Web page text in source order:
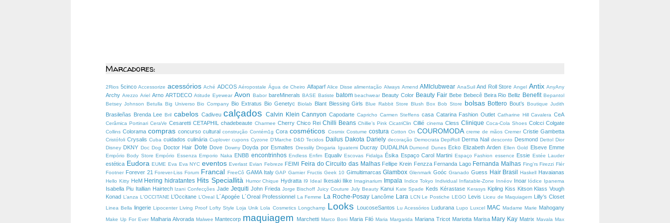
Marcadores:
2Rios 5cincoAccessorize acessóriosAché ADCOSAéropostaleÁgua de Cheiro AlfaparfAlice DissealimentaçãoAlways AmendAMIclubwear AnaSuilAnd Roll StoreAngel AntixAnyAny
Archy Arezzo Ariel Arno ARTDECOAtitude EyewearAvon Babor bareMinerals BASE Batiste batombeachwear Beauty Color Beauty Fair Bebe Bebecê Beira Rio Belliz Benefit Bepantol
Betsey Johnson Betulla Big UniversoBio Company Bio Extratus Bio Genetyc Biolab Blant Blessing GirlsBlue Rabbit StoreBlush Box Bob Store bolsas Bottero Bout’sBoutique Judith
Brasileñas Brenda LeeBril cabelos CadiveucalçadosCalvin KleinCannyonCapodarte Capricho Carmen Steffenscasa Catarina Fashion Outlet Catharine HillCavaleraCeA
Cerâmica PortinariCeraVeCesarettiCETAPHILchadebeaute Charmee Cherry Chico Rei Chilli BeansChillie’s PinkCicatriClinCillié cinema Cless Clinique Coca-Cola Shoes ColcciColgate
CollinsColoramacomprasconcurso culturalconstruçãoContém1gCoracosméticos Cosmix Costume costura Cotton On COUROMODA creme de mãosCremerCristie Gambetta
Cristófoli Crysalis Cuba cuidados culinária Cuplover cupons Cyzone D'Marche D&D Tecidos Dailus Dakota Dariely decoração DemocrataDepiRoll Derma Naildesconto DesmondDettolDior
Disney DKNY Doc Dog Doctor Hair Dote Dove Downy Doyda por Esmaltes DresslilyDrogaria Iguatemi Ducray DUDALINADumond Dunes Ecko Elizabeth Arden Ellen Gold Elseve Emme
Empório Body StoreEmpório EssenzaEmporio Naka ENBB encontrinhos EndlessEnfim EqualivEscovas Fidalga Ésika Espaço Carol Martini Espaço Fashion essence Essie Estée Lauder
estética EudoraEUME Eva Eva NYC eventosEverlastEvian Febreze FEIMI Feira do Circuito das Malhas Fellipe Krein Fenzza Fernanda Lago Fernanda Malhas Fing'rsFirezziFlér
Footner Forever 21Forever-LissForum Francal FreeCô GAMA ItalyGAPGarnier Fructis Geek 10 GimultimarcasGlamboxGlenmarkGoóc Granado Guess Hair BrasilHaskell Havaianas
Hello Kitty HeM Heringhidratantes Hits Speciallità Humor Chique Hydratta I9 Ideal Ikesaki Ilike Imaginarium Impala Indice Tokyo Individual Inflatable-Zone Innéov Inoar Iódice Ipanema
Isabella Piu Itallian Hairtech Izani ConfecçõesJade Jequiti John Frieda Jorge BischoffJuicy Couture July Beauty Kanui Kate Spade Keds Kérastase Kerasys Kipling Kiss Kitson Klass Vough
Konad L’anza L'OCCITANE L’OccitaneL’Oreal L´Apogée L´Oreal Professionnel La Femme La Roche-Posay Lancôme Lara LCNLe PosticheLEGO Levis Liceu de Maquiagem Lilly’s Closet
Linea Bella lingerieLipocenterLiving ProofLofty StyleLoja UnikLola Cosmetics Longchamp Looks LoucoseSantos Lu Acessórios Ludurana Lupo Luxcel MAC Madame Marie Mahogany
Make Up For Ever Malharia Alvorada Malwee Mantecorp maquiagem MarchettiMarco Boni Maria Filó Maria Margarida Mariana Tricot Mariotta Marisa Mary Kay MatrixMavalaMax